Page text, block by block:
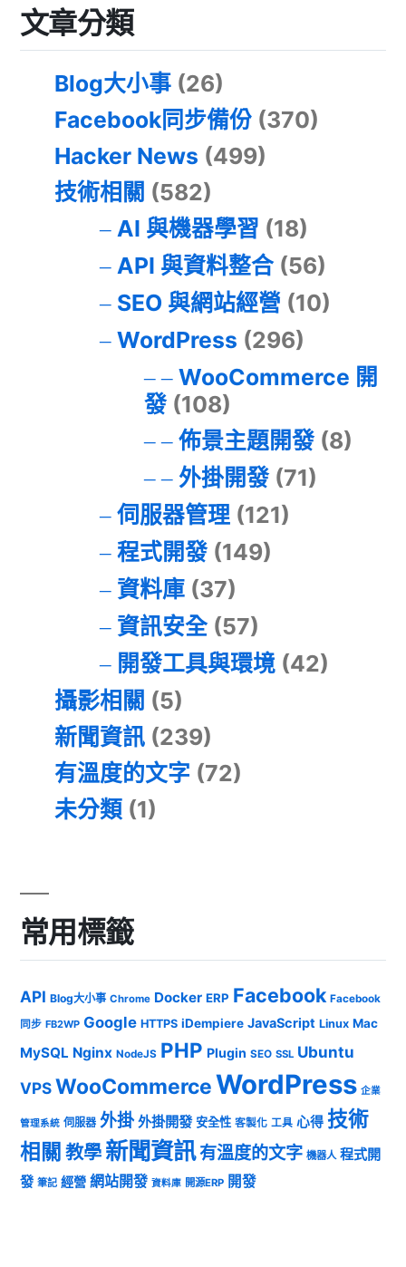
文章分類
Blog大小事 (26)
Facebook同步備份 (370)
Hacker News (499)
技術相關 (582)
AI 與機器學習 (18)
API 與資料整合(56)
SEO 與網站經營 (10)
WordPress (296)
WooCommerce 開
發(108)
佈景主題開發(8)
外掛開發(71)
伺服器管理(121)
程式開發(149)
資料庫(37)
資訊安全(57)
開發工具與環境(42)
攝影相關 (5)
新聞資訊 (239)
有溫度的文字 (72)
未分類 (1)
常用標籤
API Blog大小事 Chrome Docker ERP Facebook Facebook
同步 FB2WP Google HTTPS iDempiere JavaScript Linux Mac
MySQL Nginx NodeJS PHP Plugin SEO SSL Ubuntu
VPSWooCommerceWordPress 企業
管理系統 伺服器 外掛 外掛開發 安全性 客製化 工具 心得 技術
相關 教學 新聞資訊有溫度的文字 機器人 程式開
發 筆記 經營 網站開發 資料庫 開源ERP 開發